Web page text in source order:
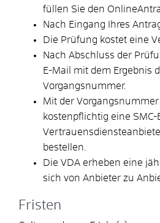
füllen Sie den
Nach Eingang Ihres
Die Prüfung kostet eine
Nach Abschluss der
E-Mail mit dem Ergebnis
Vorgangsnummer.
Mit der
kostenpflichtig eine SMC-
bestellen.
Die VDA erheben eine
sich von Anbieter zu
Fristen